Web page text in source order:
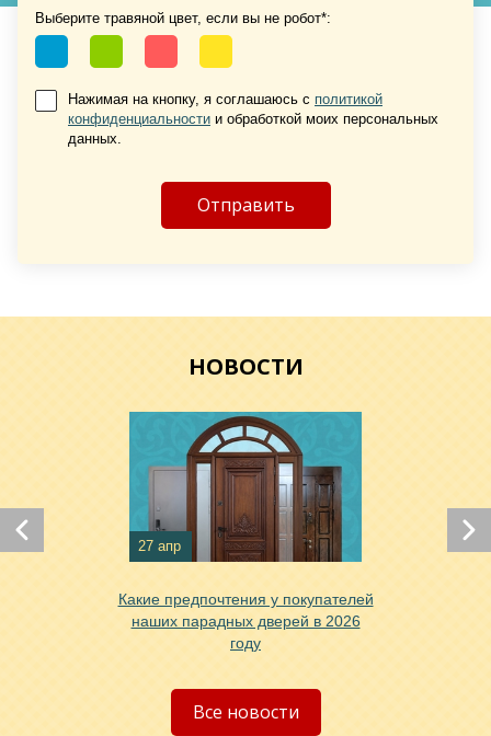
Хочу такую
Хочу такую
Хочу такую
Выберите травяной цвет, если вы не робот*:
Нажимая на кнопку, я соглашаюсь с политикой
конфиденциальности и обработкой моих персональных
данных.
НОВОСТИ
27 апр
Какие предпочтения у покупателей
наших парадных дверей в 2026
году
Все новости